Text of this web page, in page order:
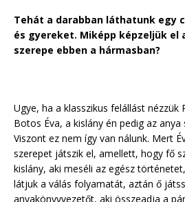
Tehát a darabban láthatunk egy
és gyereket. Miképp képzeljük el
szerepe ebben a hármasban?
Ugye, ha a klasszikus felállást nézzük
Botos Éva, a kislány én pedig az anya
Viszont ez nem így van nálunk. Mert
szerepet játszik el, amellett, hogy fő
kislány, aki meséli az egész
látjuk a válás folyamatát, aztán ő
anyakönyvvezetőt, aki összeadja a